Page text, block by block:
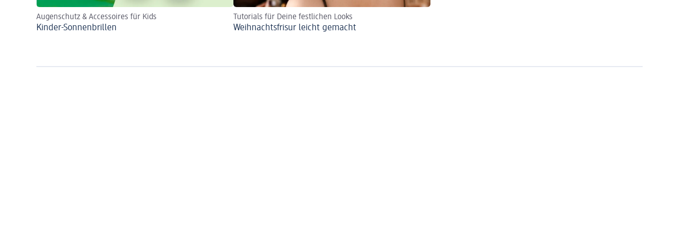
Augenschutz & Accessoires für Kids
Kinder-Sonnenbrillen
Tutorials für Deine festlichen Looks
Weihnachtsfrisur leicht gemacht